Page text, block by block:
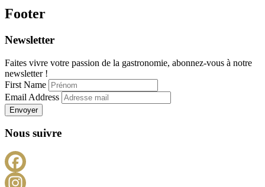
Footer
Newsletter
Faites vivre votre passion de la gastronomie, abonnez-vous à notre
newsletter !
First Name
Email Address
Envoyer
Nous suivre